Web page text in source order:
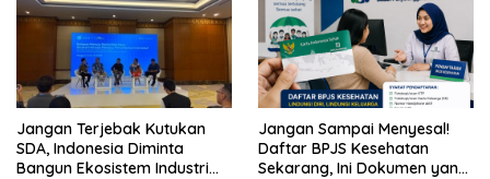
Jangan Terjebak Kutukan
SDA, Indonesia Diminta
Bangun Ekosistem Industri
Jangan Sampai Menyesal!
Daftar BPJS Kesehatan
Sekarang, Ini Dokumen yang